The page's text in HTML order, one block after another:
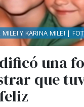
una
que
MILEI Y KARINA MILEI |